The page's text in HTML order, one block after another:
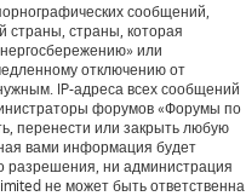
сообщений,
страны, страны, которая
или
отключению от
IP-адреса всех сообщений
форумов «Форумы по
перенести или закрыть любую
вами информация будет
разрешения, ни администрация
не может быть ответственна